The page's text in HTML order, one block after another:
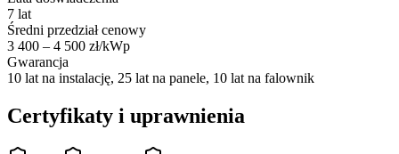
7 lat
Średni przedział cenowy
3 400 – 4 500 zł/kWp
Gwarancja
10 lat na instalację, 25 lat na panele, 10 lat na falownik
Certyfikaty i uprawnienia